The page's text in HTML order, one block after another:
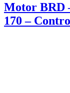
Motor BRD
170 –